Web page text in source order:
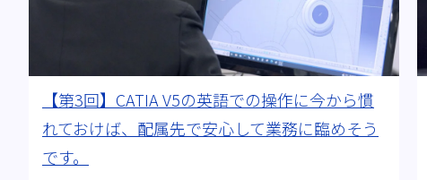
【第3回】CATIA V5の英語での操作に今から慣
れておけば、配属先で安心して業務に臨めそう
です。